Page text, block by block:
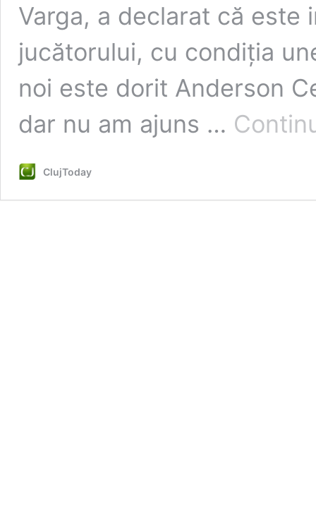
Varga, a declarat că este
jucătorului, cu condiția
noi este dorit Anderson
dar nu am ajuns …
ClujToday